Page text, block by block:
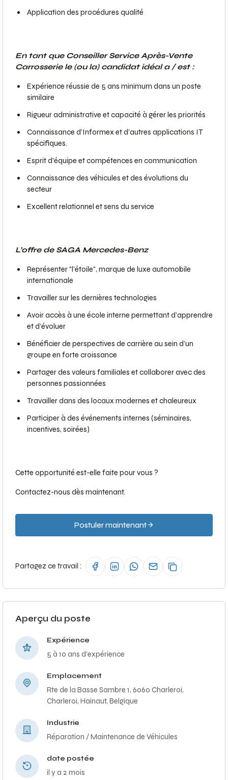
Application des procédures qualité
En tant que Conseiller Service Après-Vente
Carrosserie le (ou la) candidat idéal a / est :
Expérience réussie de 5 ans minimum dans un poste
similaire
Rigueur administrative et capacité à gérer les priorités
Connaissance d'Informex et d'autres applications IT
spécifiques.
Esprit d'équipe et compétences en communication
Connaissance des véhicules et des évolutions du
secteur
Excellent relationnel et sens du service
L’offre de SAGA Mercedes-Benz
Représenter "l'étoile", marque de luxe automobile
internationale
Travailler sur les dernières technologies
Avoir accès à une école interne permettant d’apprendre
et d’évoluer
Bénéficier de perspectives de carrière au sein d’un
groupe en forte croissance
Partager des valeurs familiales et collaborer avec des
personnes passionnées
Travailler dans des locaux modernes et chaleureux
Participer à des événements internes (séminaires,
incentives, soirées)
Cette opportunité est-elle faite pour vous ?
Contactez-nous dès maintenant.
Postuler maintenant
Partagez ce travail :
Aperçu du poste
Expérience
5 à 10 ans d'expérience
Emplacement
Rte de la Basse Sambre 1, 6060 Charleroi,
Charleroi, Hainaut, Belgique
Industrie
Réparation / Maintenance de Véhicules
date postée
il y a 2 mois